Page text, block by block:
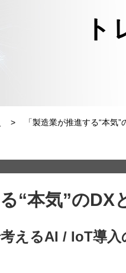
「製造業が推進する“本
る“本気”の
えるAI / IoT導入